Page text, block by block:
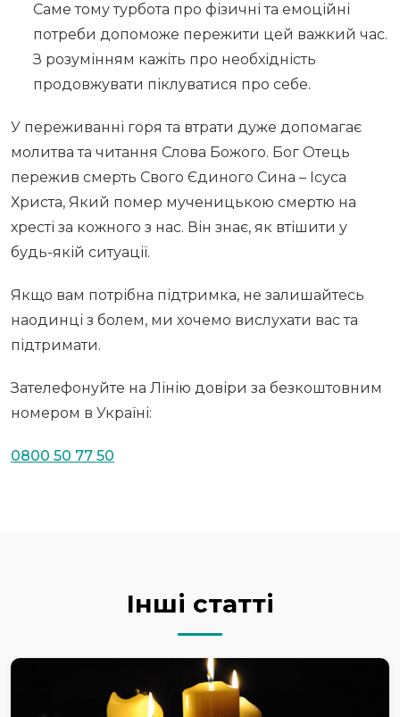
Саме тому турбота про фізичні та емоційні
потреби допоможе пережити цей важкий час.
З розумінням кажіть про необхідність
продовжувати піклуватися про себе.
У переживанні горя та втрати дуже допомагає
молитва та читання Слова Божого. Бог Отець
пережив смерть Свого Єдиного Сина – Ісуса
Христа, Який помер мученицькою смертю на
хресті за кожного з нас. Він знає, як втішити у
будь-якій ситуації.
Якщо вам потрібна підтримка, не залишайтесь
наодинці з болем, ми хочемо вислухати вас та
підтримати.
Зателефонуйте на Лінію довіри за безкоштовним
номером в Україні:
0800 50 77 50
Інші статті